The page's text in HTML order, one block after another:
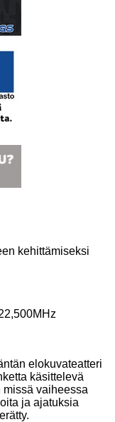
kehittämiseksi
elokuvateatteri
käsittelevä
vaiheessa
ja ajatuksia